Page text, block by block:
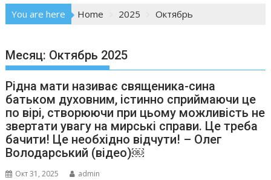
You are here Home 2025 Октябрь
Месяц: Октябрь 2025
Рідна мати називає священика-сина
батьком духовним, істинно сприймаючи це
по вірі, створюючи при цьому можливість не
звертати увагу на мирські справи. Це треба
бачити! Це необхідно відчути! – Олег
Володарський (відео)￼
Окт 31, 2025 admin